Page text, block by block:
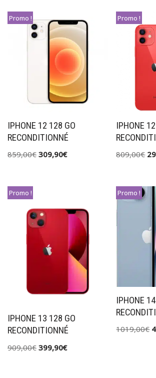
Promo !
IPHONE 12 128 GO
RECONDITIONNÉ
859,00€ 309,90€
Promo !
IPHONE
809,00€
Promo !
IPHONE 13 128 GO
RECONDITIONNÉ
909,00€ 399,90€
Promo !
IPHONE
1019,00€